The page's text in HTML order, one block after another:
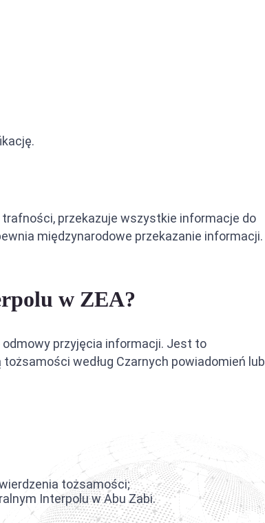
przekazuje wszystkie informacje do
międzynarodowe przekazanie informacji.
w ZEA?
odmowy przyjęcia informacji. Jest to
według Czarnych powiadomień lub
tożsamości;
Interpolu w Abu Zabi.